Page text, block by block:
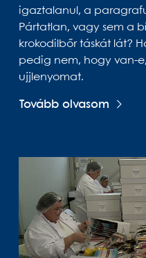
igaztalanul, a
Pártatlan, vagy sem a
krokodilbőr táskát lát?
pedig nem, hogy van-
ujjlenyomat.
Tovább olvasom